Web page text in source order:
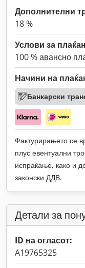
Дополнителни
18 %
Услови за
100 % авансно
Начини на
Банкарски
Фактурирањето се
плус евентуални
испраќање, како и
законски ДДВ.
Детали за
ID на огласот:
A19765325